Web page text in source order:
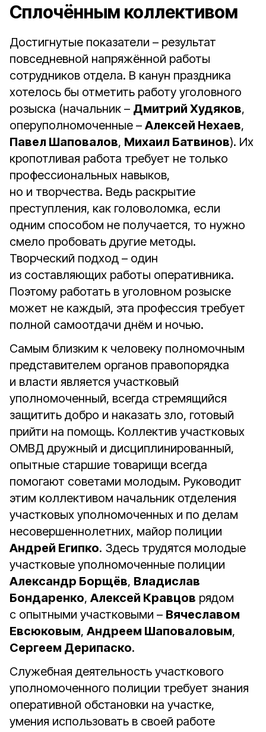
Сплочённым коллективом
Достигнутые показатели – результат
повседневной напряжённой работы
сотрудников отдела. В канун праздника
хотелось бы отметить работу уголовного
розыска (начальник – Дмитрий Худяков,
оперуполномоченные – Алексей Нехаев,
Павел Шаповалов, Михаил Батвинов). Их
кропотливая работа требует не только
профессиональных навыков,
но и творчества. Ведь раскрытие
преступления, как головоломка, если
одним способом не получается, то нужно
смело пробовать другие методы.
Творческий подход – один
из составляющих работы оперативника.
Поэтому работать в уголовном розыске
может не каждый, эта профессия требует
полной самоотдачи днём и ночью.
Самым близким к человеку полномочным
представителем органов правопорядка
и власти является участковый
уполномоченный, всегда стремящийся
защитить добро и наказать зло, готовый
прийти на помощь. Коллектив участковых
ОМВД дружный и дисциплинированный,
опытные старшие товарищи всегда
помогают советами молодым. Руководит
этим коллективом начальник отделения
участковых уполномоченных и по делам
несовершеннолетних, майор полиции
Андрей Египко. Здесь трудятся молодые
участковые уполномоченные полиции
Александр Борщёв, Владислав
Бондаренко, Алексей Кравцов рядом
с опытными участковыми – Вячеславом
Евсюковым, Андреем Шаповаловым,
Сергеем Дерипаско.
Служебная деятельность участкового
уполномоченного полиции требует знания
оперативной обстановки на участке,
умения использовать в своей работе